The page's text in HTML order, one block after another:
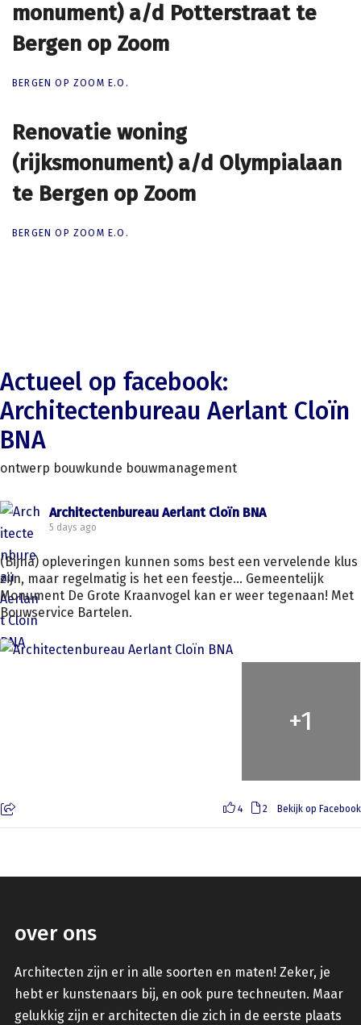
monument) a/d Potterstraat te
Bergen op Zoom
monument) a/d Potterstraat te
Bergen op Zoom
BERGEN OP ZOOM E.O.
Renovatie woning
(rijksmonument) a/d Olympialaan
te Bergen op Zoom
Renovatie woning
(rijksmonument) a/d Olympialaan
te Bergen op Zoom
BERGEN OP ZOOM E.O.
Actueel op facebook:
Architectenbureau Aerlant Cloïn
BNA
ontwerp bouwkunde bouwmanagement
Architectenbureau Aerlant Cloïn BNA
5 days ago
(Bijna) opleveringen kunnen soms best een vervelende klus
zijn, maar regelmatig is het een feestje... Gemeentelijk
Monument De Grote Kraanvogel kan er weer tegenaan! Met
Bouwservice Bartelen.
+1
4 2 Bekijk op Facebook
over ons
Architecten zijn er in alle soorten en maten! Zeker, je
hebt er kunstenaars bij, en ook pure techneuten. Maar
gelukkig zijn er architecten die zich in de eerste plaats